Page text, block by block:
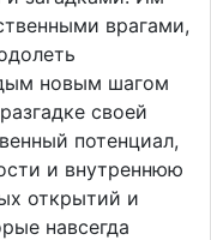
врагами,
новым шагом
своей
потенциал,
и внутреннюю
открытий и
навсегда